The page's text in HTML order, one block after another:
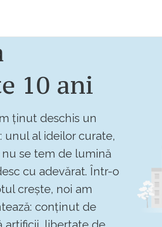
10 ani
ținut deschis un
unul al ideilor curate,
se tem de lumină
cu adevărat. Într-o
crește, noi am
conținut de